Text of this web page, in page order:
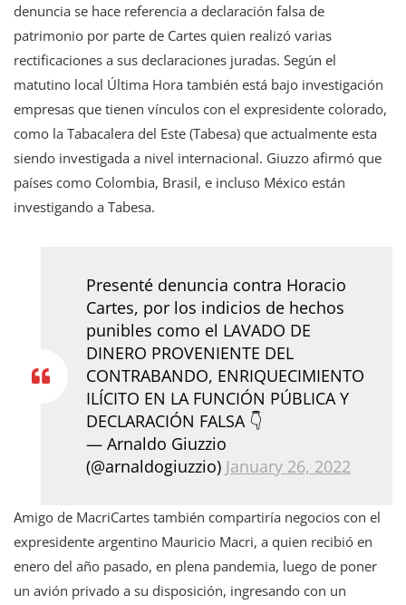
denuncia se hace referencia a declaración falsa de
patrimonio por parte de Cartes quien realizó varias
rectificaciones a sus declaraciones juradas. Según el
matutino local Última Hora también está bajo investigación
empresas que tienen vínculos con el expresidente colorado,
como la Tabacalera del Este (Tabesa) que actualmente esta
siendo investigada a nivel internacional. Giuzzo afirmó que
países como Colombia, Brasil, e incluso México están
investigando a Tabesa.
Presenté denuncia contra Horacio
Cartes, por los indicios de hechos
punibles como el LAVADO DE
DINERO PROVENIENTE DEL
CONTRABANDO, ENRIQUECIMIENTO
ILÍCITO EN LA FUNCIÓN PÚBLICA Y
DECLARACIÓN FALSA 👇
— Arnaldo Giuzzio
(@arnaldogiuzzio) January 26, 2022
Amigo de MacriCartes también compartiría negocios con el
expresidente argentino Mauricio Macri, a quien recibió en
enero del año pasado, en plena pandemia, luego de poner
un avión privado a su disposición, ingresando con un